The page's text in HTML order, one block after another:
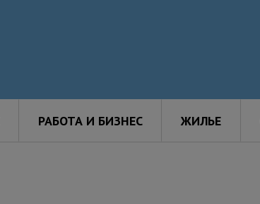
РАБОТА И БИЗНЕС ЖИЛЬЕ